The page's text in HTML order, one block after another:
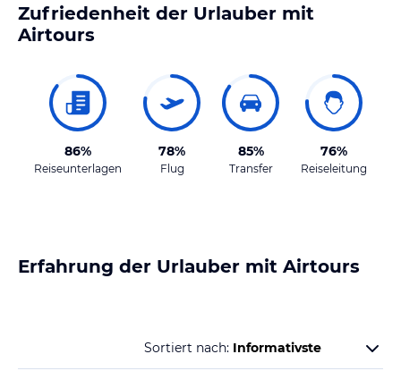
Zufriedenheit der Urlauber mit
Airtours
86%
Reiseunterlagen
78%
Flug
85%
Transfer
76%
Reiseleitung
Erfahrung der Urlauber mit Airtours
Sortiert nach: